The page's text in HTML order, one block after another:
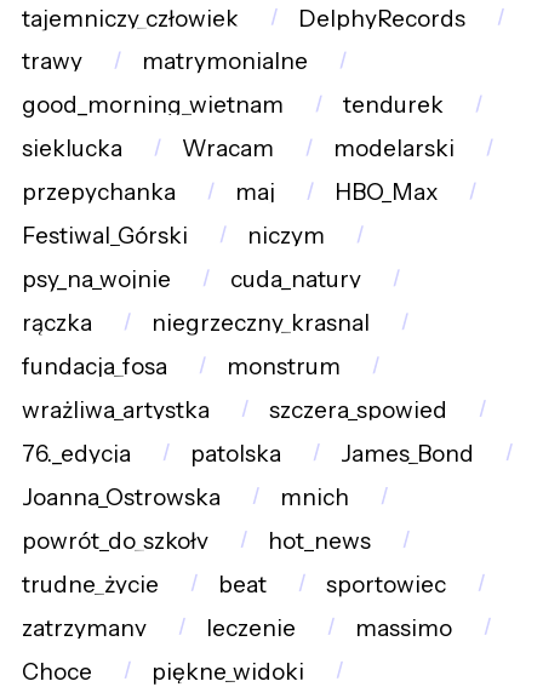
tajemniczy_człowiek
DelphyRecords
trawy
matrymonialne
good_morning_wietnam
tendurek
sieklucka
Wracam
modelarski
przepychanka
maj
HBO_Max
Festiwal_Górski
niczym
psy_na_wojnie
cuda_natury
rączka
niegrzeczny_krasnal
fundacja_fosa
monstrum
wrażliwa_artystka
szczera_spowied
76._edycja
patolska
James_Bond
Joanna_Ostrowska
mnich
powrót_do_szkoły
hot_news
trudne_życie
beat
sportowiec
zatrzymany
leczenie
massimo
Choce
piękne_widoki